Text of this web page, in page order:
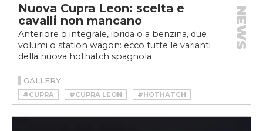
Nuova Cupra Leon: scelta e
cavalli non mancano
Anteriore o integrale, ibrida o a benzina, due
volumi o station wagon: ecco tutte le varianti
della nuova hothatch spagnola
NEWS
GALLERY
#CUPRA #CUPRA LEON
#HOTHATCH
#HYBRID
#IBRIDA
#LEON
#LEON SPORTSTOURER
#PHEV